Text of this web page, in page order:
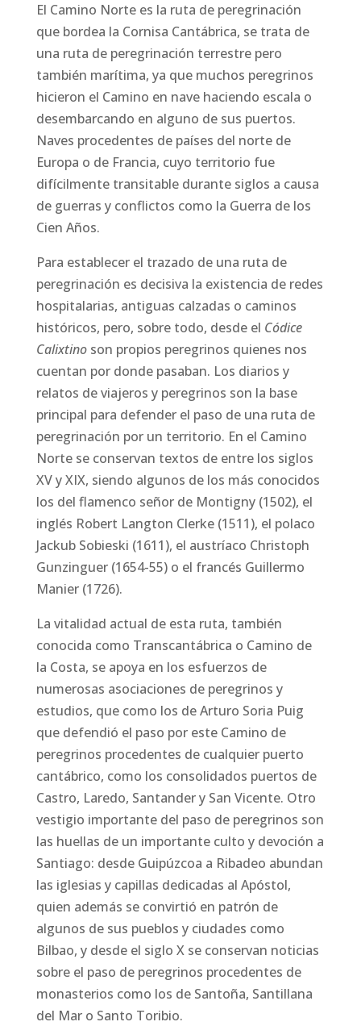
El Camino Norte es la ruta de peregrinación
que bordea la Cornisa Cantábrica, se trata de
una ruta de peregrinación terrestre pero
también marítima, ya que muchos peregrinos
hicieron el Camino en nave haciendo escala o
desembarcando en alguno de sus puertos.
Naves procedentes de países del norte de
Europa o de Francia, cuyo territorio fue
difícilmente transitable durante siglos a causa
de guerras y conflictos como la Guerra de los
Cien Años.
Para establecer el trazado de una ruta de
peregrinación es decisiva la existencia de redes
hospitalarias, antiguas calzadas o caminos
históricos, pero, sobre todo, desde el Códice
Calixtinoson propios peregrinos quienes nos
cuentan por donde pasaban. Los diarios y
relatos de viajeros y peregrinos son la base
principal para defender el paso de una ruta de
peregrinación por un territorio. En el Camino
Norte se conservan textos de entre los siglos
XV y XIX, siendo algunos de los más conocidos
los del flamenco señor de Montigny (1502), el
inglés Robert Langton Clerke (1511), el polaco
Jackub Sobieski (1611), el austríaco Christoph
Gunzinguer (1654-55) o el francés Guillermo
Manier (1726).
La vitalidad actual de esta ruta, también
conocida como Transcantábrica o Camino de
la Costa, se apoya en los esfuerzos de
numerosas asociaciones de peregrinos y
estudios, que como los de Arturo Soria Puig
que defendió el paso por este Camino de
peregrinos procedentes de cualquier puerto
cantábrico, como los consolidados puertos de
Castro, Laredo, Santander y San Vicente. Otro
vestigio importante del paso de peregrinos son
las huellas de un importante culto y devoción a
Santiago: desde Guipúzcoa a Ribadeo abundan
las iglesias y capillas dedicadas al Apóstol,
quien además se convirtió en patrón de
algunos de sus pueblos y ciudades como
Bilbao, y desde el siglo X se conservan noticias
sobre el paso de peregrinos procedentes de
monasterios como los de Santoña, Santillana
del Mar o Santo Toribio.